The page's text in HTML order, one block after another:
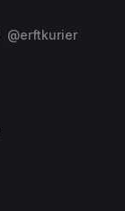
@erftkurier